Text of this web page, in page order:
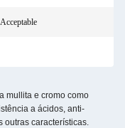
mullita e cromo como
a ácidos, anti-
outras características.